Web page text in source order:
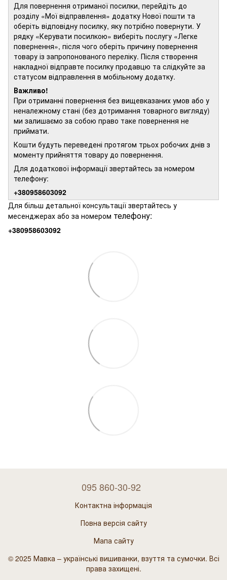
Для повернення отриманої посилки, перейдіть до
розділу «Мої відправлення» додатку Нової пошти та
оберіть відповідну посилку, яку потрібно повернути. У
рядку «Керувати посилкою» виберіть послугу «Легке
повернення», після чого оберіть причину повернення
товару із запропонованого переліку. Після створення
накладної відправте посилку продавцю та слідкуйте за
статусом відправлення в мобільному додатку.
Важливо!
При отриманні повернення без вищевказаних умов або у
неналежному стані (без дотримання товарного вигляду)
ми залишаємо за собою право таке повернення не
приймати.
Кошти будуть переведені протягом трьох робочих днів з
моменту прийняття товару до повернення.
Для додаткової інформації звертайтесь за номером
телефону:
+380958603092
Для більш детальної консультації звертайтесь у
месенджерах або за номером телефону:
+380958603092
095 860-30-92
Контактна інформація
Повна версія сайту
Мапа сайту
© 2025 Мавка – українські вишиванки, взуття та сумочки. Всі
права захищені.